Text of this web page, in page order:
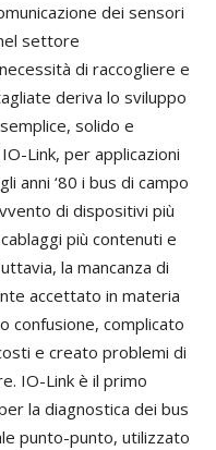
dei sensori
settore
di raccogliere e
deriva lo sviluppo
solido e
Link, per applicazioni
anni ‘80 i bus di campo
di dispositivi più
più contenuti e
la mancanza di
accettato in materia
confusione, complicato
e creato problemi di
IO-Link è il primo
la diagnostica dei bus
punto-punto, utilizzato